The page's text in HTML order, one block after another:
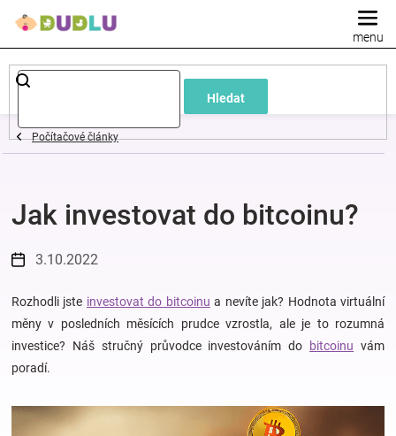
Hledat
Dětské
a
oblečení
Pokojíček
a
kojenecká
Počítačové články
Jak investovat do bitcoinu?
3.10.2022
Rozhodli jste investovat do bitcoinu a nevíte jak? Hodnota virtuální
měny v posledních měsících prudce vzrostla, ale je to rozumná
investice? Náš stručný průvodce investováním do
bitcoinu vám
poradí.